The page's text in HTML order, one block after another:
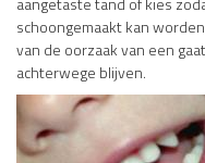
schoongemaakt kan
van de oorzaak van een
achterwege blijven.